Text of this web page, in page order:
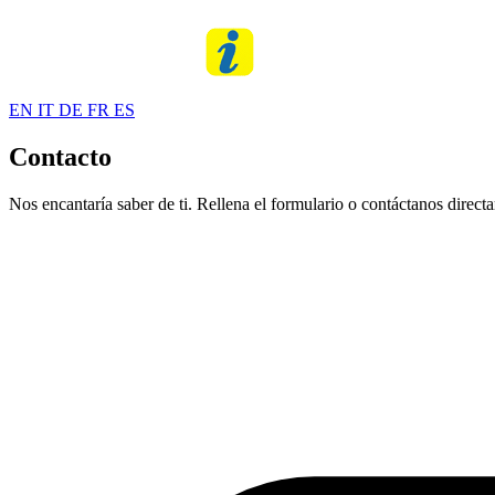
EN IT DE FR ES
Contacto
Nos encantaría saber de ti. Rellena el formulario o contáctanos